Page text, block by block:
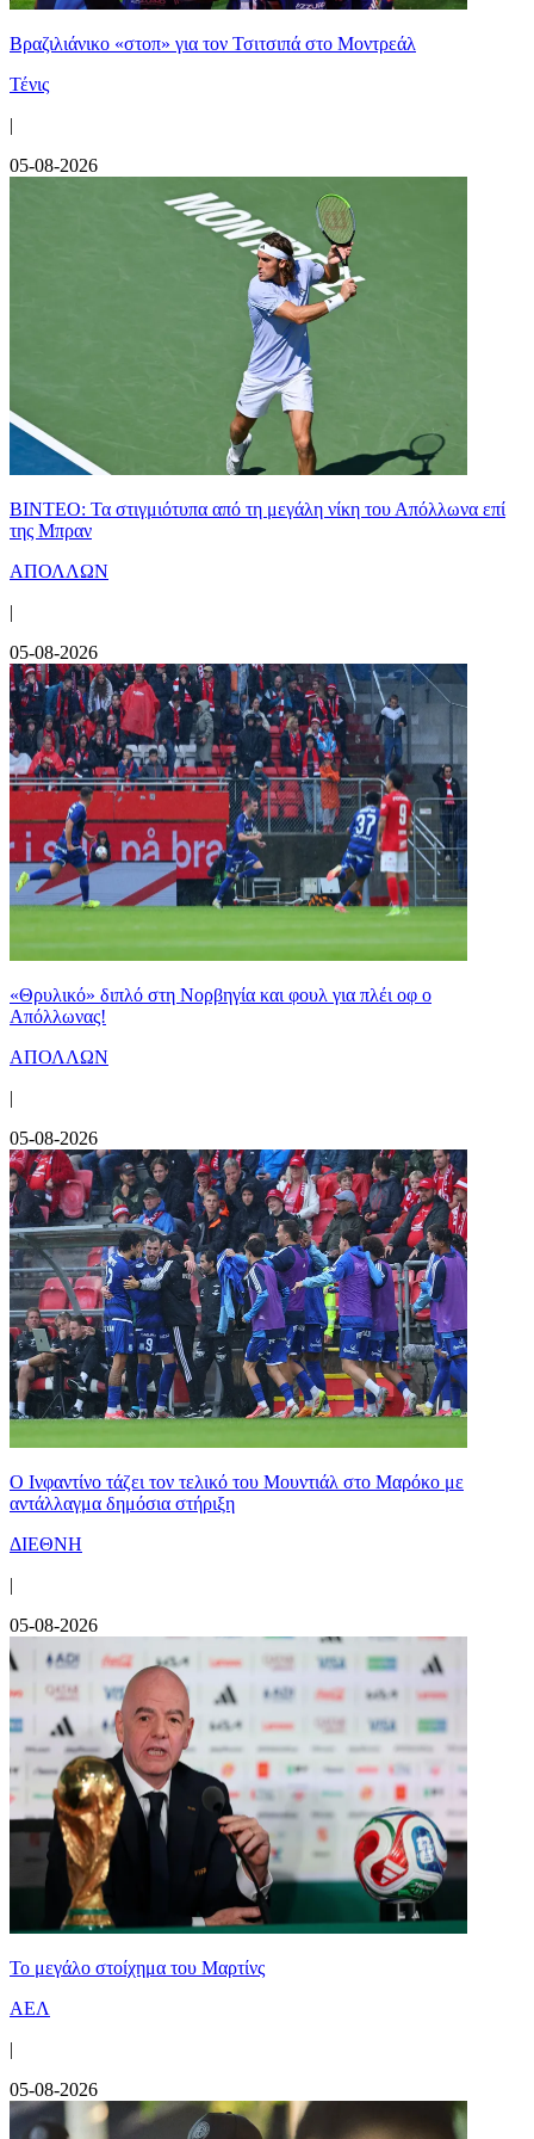
Βραζιλιάνικο «στοπ» για τον Τσιτσιπά στο Μοντρεάλ
Τένις
|
05-08-2026
ΒΙΝΤΕΟ: Τα στιγμιότυπα από τη μεγάλη νίκη του Απόλλωνα επί
της Μπραν
ΑΠΟΛΛΩΝ
|
05-08-2026
«Θρυλικό» διπλό στη Νορβηγία και φουλ για πλέι οφ ο
Απόλλωνας!
ΑΠΟΛΛΩΝ
|
05-08-2026
Ο Ινφαντίνο τάζει τον τελικό του Μουντιάλ στο Μαρόκο με
αντάλλαγμα δημόσια στήριξη
ΔΙΕΘΝΗ
|
05-08-2026
Το μεγάλο στοίχημα του Μαρτίνς
ΑΕΛ
|
05-08-2026